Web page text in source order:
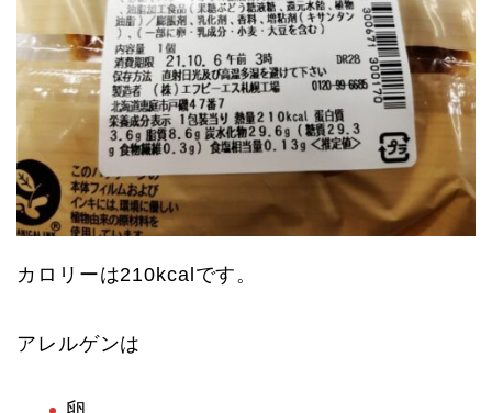
カロリーは210kcalです。
アレルゲンは